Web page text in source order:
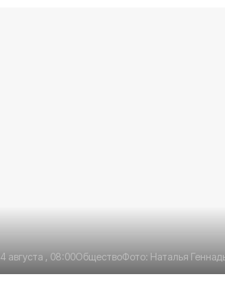
4 августа , 08:00ОбществоФото: Наталья